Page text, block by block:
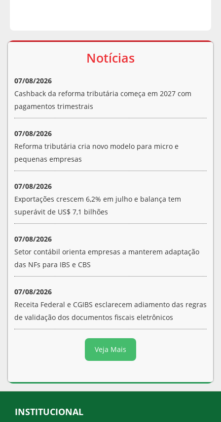
Notícias
07/08/2026
Cashback da reforma tributária começa em 2027 com
pagamentos trimestrais
07/08/2026
Reforma tributária cria novo modelo para micro e
pequenas empresas
07/08/2026
Exportações crescem 6,2% em julho e balança tem
superávit de US$ 7,1 bilhões
07/08/2026
Setor contábil orienta empresas a manterem adaptação
das NFs para IBS e CBS
07/08/2026
Receita Federal e CGIBS esclarecem adiamento das regras
de validação dos documentos fiscais eletrônicos
Veja Mais
INSTITUCIONAL